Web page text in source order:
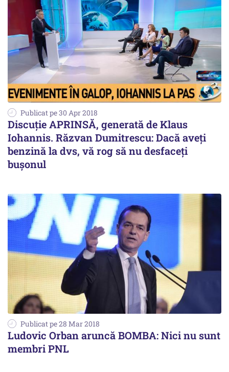
Publicat pe 30 Apr 2018
Discuție APRINSĂ, generată de Klaus
Iohannis. Răzvan Dumitrescu: Dacă aveți
benzină la dvs, vă rog să nu desfaceți
bușonul
Publicat pe 28 Mar 2018
Ludovic Orban aruncă BOMBA: Nici nu sunt
membri PNL